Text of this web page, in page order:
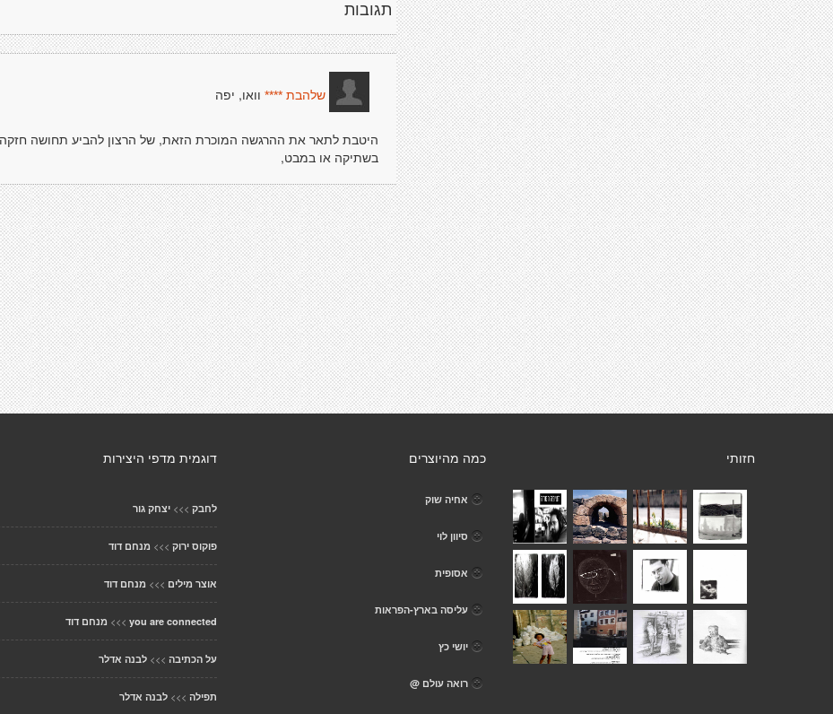
תגובות
שלהבת **** וואו, יפה
היטבת לתאר את ההרגשה המוכרת הזאת, של הרצון להביע תחושה חזקה
בשתיקה או במבט,
דוגמית מדפי היצירות
לחבק >>> יצחק גור
פוקוס ירוק >>> מנחם דוד
אוצר מילים >>> מנחם דוד
you are connected
>>> מנחם דוד
על הכתיבה >>> לבנה אדלר
תפילה >>> לבנה אדלר
כמה מהיוצרים
אחיה שוק
סיוון לוי
אסופית
עליסה בארץ-הפראות
יושי כץ
רואה עולם @
חזותי